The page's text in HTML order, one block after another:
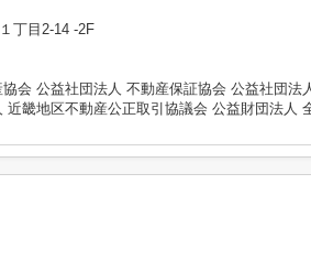
丁目2-14 -2F
会 公益社団法人 不動産保証協会 公益社団法
近畿地区不動産公正取引協議会 公益財団法人